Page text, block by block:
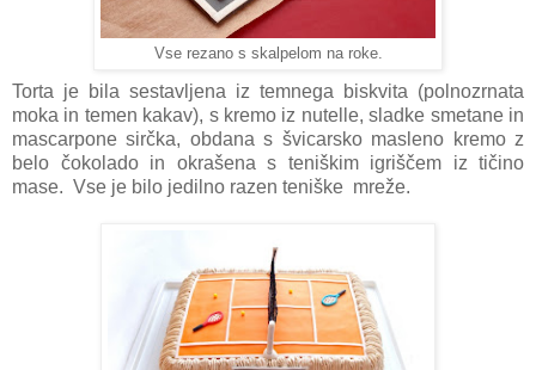
Vse rezano s skalpelom na roke.
Torta je bila sestavljena iz temnega biskvita (polnozrnata
moka in temen kakav), s kremo iz nutelle, sladke smetane in
mascarpone sirčka, obdana s švicarsko masleno kremo z
belo čokolado in okrašena s teniškim igriščem iz tičino
mase. Vse je bilo jedilno razen teniške mreže.